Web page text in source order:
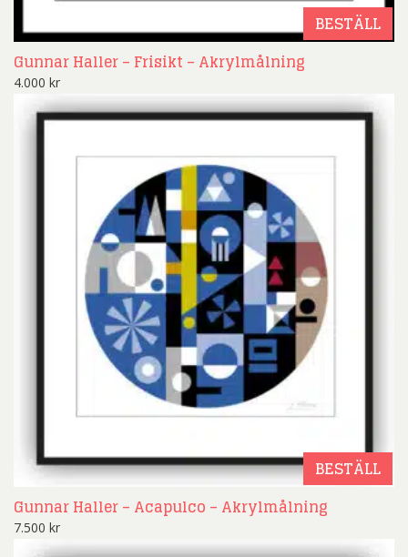
BESTÄLL
Gunnar Haller – Frisikt – Akrylmålning
4.000 kr
BESTÄLL
Gunnar Haller – Acapulco – Akrylmålning
7.500 kr